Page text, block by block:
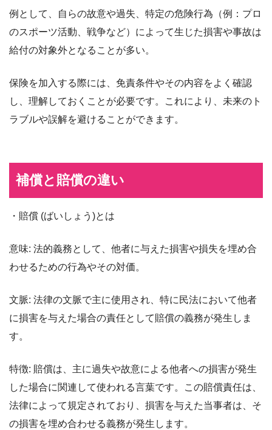
例として、自らの故意や過失、特定の危険行為（例：プロ
のスポーツ活動、戦争など）によって生じた損害や事故は
給付の対象外となることが多い。
保険を加入する際には、免責条件やその内容をよく確認
し、理解しておくことが必要です。これにより、未来のト
ラブルや誤解を避けることができます。
補償と賠償の違い
・賠償 (ばいしょう)とは
意味: 法的義務として、他者に与えた損害や損失を埋め合
わせるための行為やその対価。
文脈: 法律の文脈で主に使用され、特に民法において他者
に損害を与えた場合の責任として賠償の義務が発生しま
す。
特徴: 賠償は、主に過失や故意による他者への損害が発生
した場合に関連して使われる言葉です。この賠償責任は、
法律によって規定されており、損害を与えた当事者は、そ
の損害を埋め合わせる義務が発生します。